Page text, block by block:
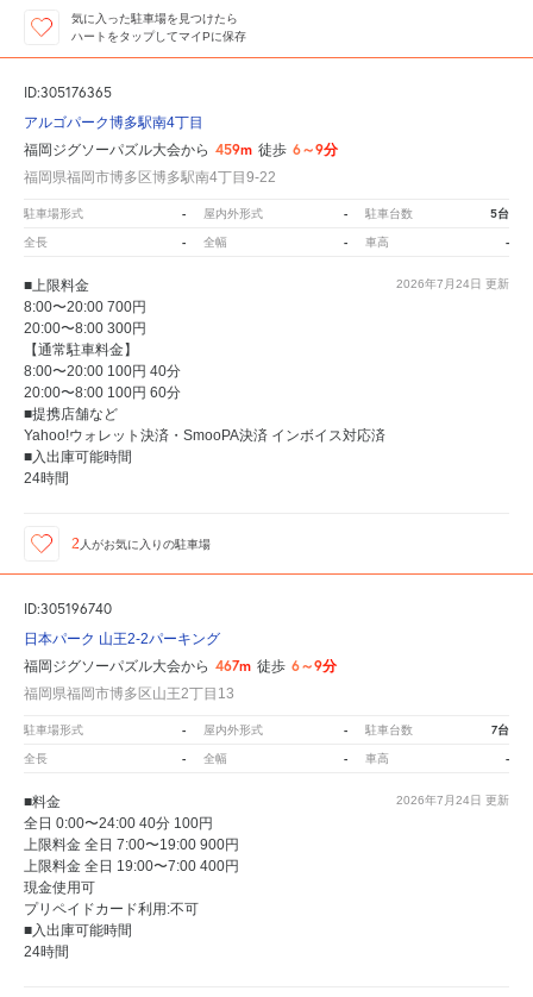
気に入った駐車場を見つけたら
ハートをタップしてマイPに保存
ID:305176365
アルゴパーク博多駅南4丁目
福岡ジグソーパズル大会から 459m 徒歩 6～9分
福岡県福岡市博多区博多駅南4丁目9-22
駐車場形式 - 屋内外形式 - 駐車台数 5台
全長 - 全幅 - 車高 -
2026年7月24日 更新
■上限料金
8:00〜20:00 700円
20:00〜8:00 300円
【通常駐車料金】
8:00〜20:00 100円 40分
20:00〜8:00 100円 60分
■提携店舗など
Yahoo!ウォレット決済・SmooPA決済 インボイス対応済
■入出庫可能時間
24時間
2 人がお気に入りの駐車場
ID:305196740
日本パーク 山王2-2パーキング
福岡ジグソーパズル大会から 467m 徒歩 6～9分
福岡県福岡市博多区山王2丁目13
駐車場形式 - 屋内外形式 - 駐車台数 7台
全長 - 全幅 - 車高 -
2026年7月24日 更新
■料金
全日 0:00〜24:00 40分 100円
上限料金 全日 7:00〜19:00 900円
上限料金 全日 19:00〜7:00 400円
現金使用可
プリペイドカード利用:不可
■入出庫可能時間
24時間